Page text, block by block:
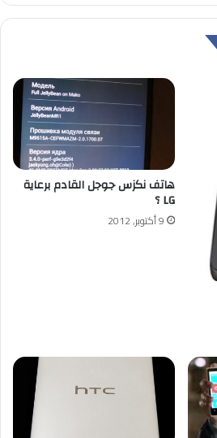
هاتف نكزس جوجل القادم برعاية
LG ؟
9 أكتوبر, 2012